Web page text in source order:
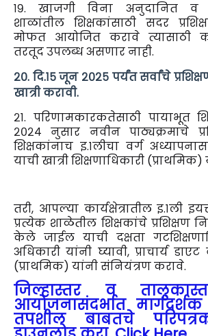
१९.खाजगी विना अनुदानित व
शाळांतील शिक्षकांसाठी सदर
मोफत आयोजित करावे त्यासाठी
तरतूद उपलब्ध असणार नाही.
२०. दि.१५ जून २०२५ पर्यंत सर्वांचे
खात्री करावी.
२१. परिणामकारकतेसाठी पायाभूत
२०२४ नुसार नवीन पाठ्यक्रमाचे
शिक्षकांनाच इ.१लीचा वर्ग
याची खात्री शिक्षणाधिकारी (प्राथमिक)
तरी, आपल्या कार्यक्षेत्रातील इ.१ली
प्रत्येक शाळेतील शिक्षकांचे प्रशिक्षण
केले जाईल याची दक्षता
अधिकारी यांनी घ्यावी, प्राचार्य डाएट
(प्राथमिक) यांनी संनियंत्रण करावे.
जिल्हास्तर व
आयोजनासंदर्भात
तपशील बाबतचे